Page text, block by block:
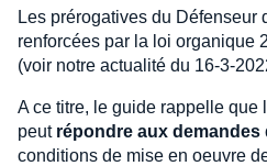
Les prérogatives du Défenseur
renforcées par la loi organique
(voir notre actualité du 16-3-
A ce titre, le guide rappelle que
peut répondre aux
conditions de mise en oeuvre